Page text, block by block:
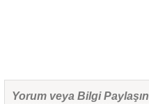
Yorum veya Bilgi Paylaşın